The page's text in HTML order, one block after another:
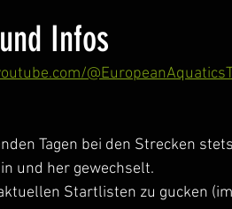
Infos
Tagen bei den Strecken
und her gewechselt.
Startlisten zu gucken